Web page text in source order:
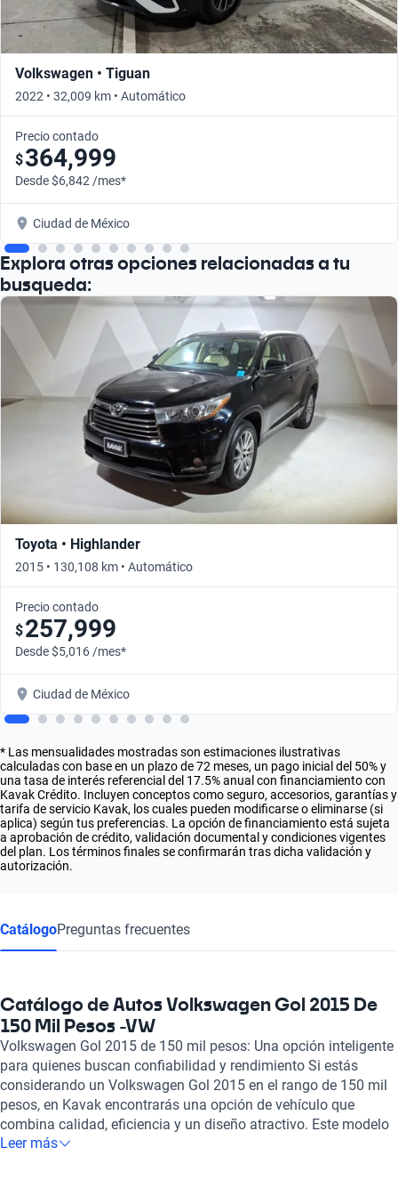
Volkswagen • Tiguan
2022 • 32,009 km • Automático
Precio contado
$364,999
Desde $6,842 /mes*
Ciudad de México
Explora otras opciones relacionadas a tu
busqueda:
Toyota • Highlander
2015 • 130,108 km • Automático
Precio contado
$257,999
Desde $5,016 /mes*
Ciudad de México
* Las mensualidades mostradas son estimaciones ilustrativas
calculadas con base en un plazo de 72 meses, un pago inicial del 50% y
una tasa de interés referencial del 17.5% anual con financiamiento con
Kavak Crédito. Incluyen conceptos como seguro, accesorios, garantías y
tarifa de servicio Kavak, los cuales pueden modificarse o eliminarse (si
aplica) según tus preferencias. La opción de financiamiento está sujeta
a aprobación de crédito, validación documental y condiciones vigentes
del plan. Los términos finales se confirmarán tras dicha validación y
autorización.
CatálogoPreguntas frecuentes
Catálogo de Autos Volkswagen Gol 2015 De
150 Mil Pesos -VW
Volkswagen Gol 2015 de 150 mil pesos: Una opción inteligente
para quienes buscan confiabilidad y rendimiento Si estás
considerando un Volkswagen Gol 2015 en el rango de 150 mil
pesos, en Kavak encontrarás una opción de vehículo que
combina calidad, eficiencia y un diseño atractivo. Este modelo
destaca por su potente motor de 1.6 litros con cuatro cilindros,
Leer más